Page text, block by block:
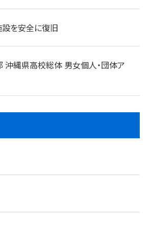
を安全に復旧
沖縄県高校総体 男女個人・団体ア